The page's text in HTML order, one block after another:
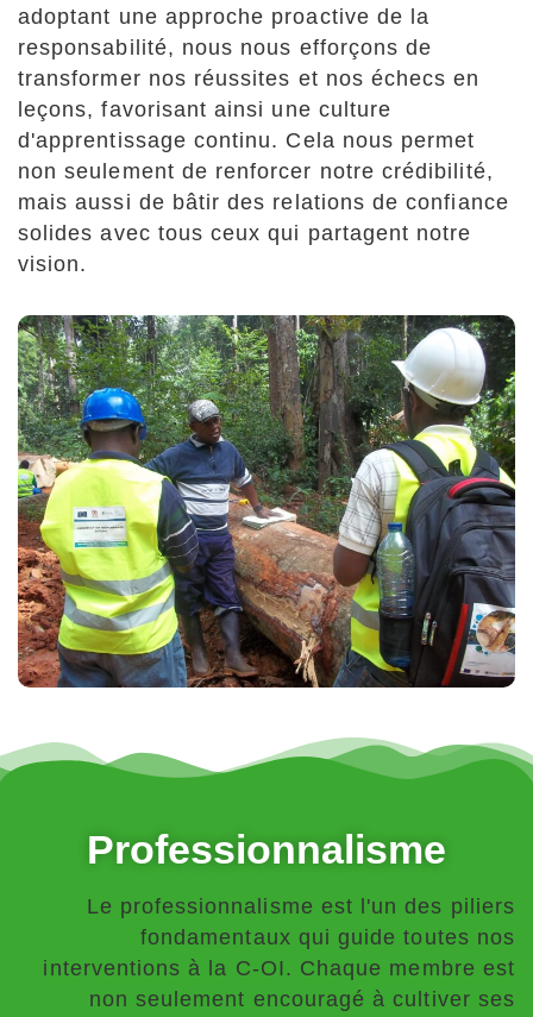
adoptant une approche proactive de la
responsabilité, nous nous efforçons de
transformer nos réussites et nos échecs en
leçons, favorisant ainsi une culture
d'apprentissage continu. Cela nous permet
non seulement de renforcer notre crédibilité,
mais aussi de bâtir des relations de confiance
solides avec tous ceux qui partagent notre
vision.
Professionnalisme
Le professionnalisme est l'un des piliers
fondamentaux qui guide toutes nos
interventions à la C-OI. Chaque membre est
non seulement encouragé à cultiver ses